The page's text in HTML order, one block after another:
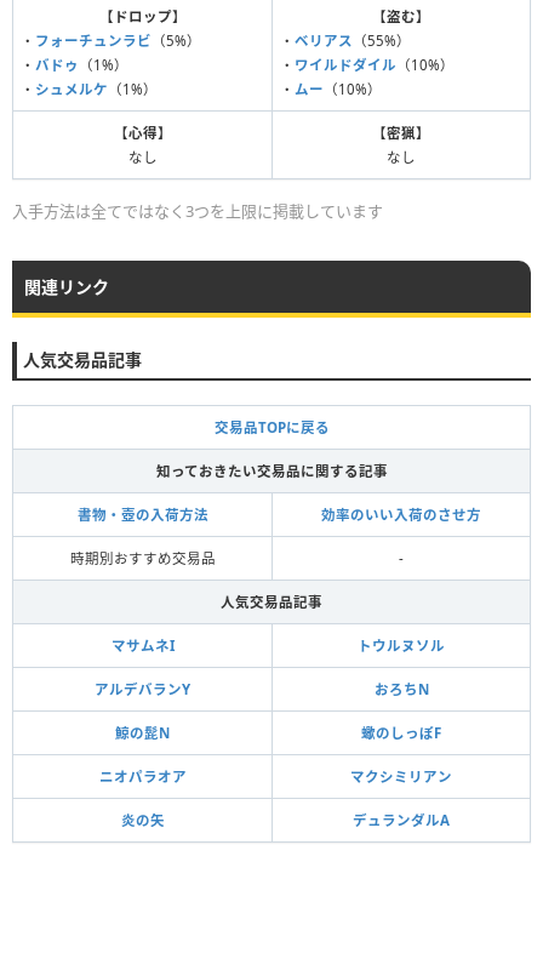
【 ドロップ】
・ フォーチュンラビ （5%）
・ バドゥ
（1%）
・ シュメルケ （1%）
【盗む】
・ ベリアス
（55%）
・ ワイルドダイル （10%）
・ ムー （10%）
【心得】
なし
【密猟】
なし
入手方法は全てではなく3つを上限に掲載しています
関連リンク
人気交易品記事
交易品TOPに戻る
知っておきたい交易品に関する記事
書物・壺の入荷方法 効率のいい入荷のさせ方
時期別おすすめ交易品 -
人気交易品記事
マサムネI トウルヌソル
アルデバランY おろちN
鯨の髭N 蠍のしっぽF
ニオパラオア マクシミリアン
炎の矢 デュランダルA